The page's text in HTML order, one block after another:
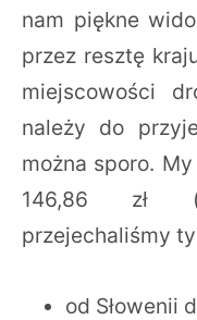
nam piękne
przez resztę
miejscowości
należy do
można sporo.
146,86 zł
przejechaliśmy
od Słowenii